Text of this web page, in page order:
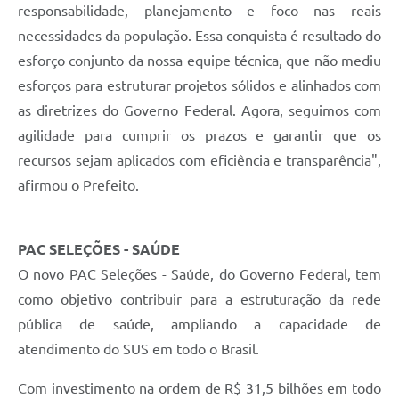
responsabilidade, planejamento e foco nas reais
necessidades da população. Essa conquista é resultado do
esforço conjunto da nossa equipe técnica, que não mediu
esforços para estruturar projetos sólidos e alinhados com
as diretrizes do Governo Federal. Agora, seguimos com
agilidade para cumprir os prazos e garantir que os
recursos sejam aplicados com eficiência e transparência",
afirmou o Prefeito.
PAC SELEÇÕES - SAÚDE
O novo PAC Seleções - Saúde, do Governo Federal, tem
como objetivo contribuir para a estruturação da rede
pública de saúde, ampliando a capacidade de
atendimento do SUS em todo o Brasil.
Com investimento na ordem de R$ 31,5 bilhões em todo